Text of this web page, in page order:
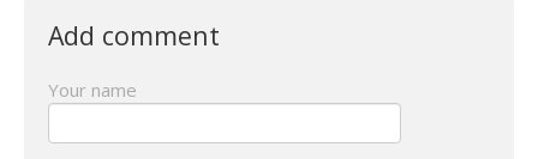
Add comment
Your name